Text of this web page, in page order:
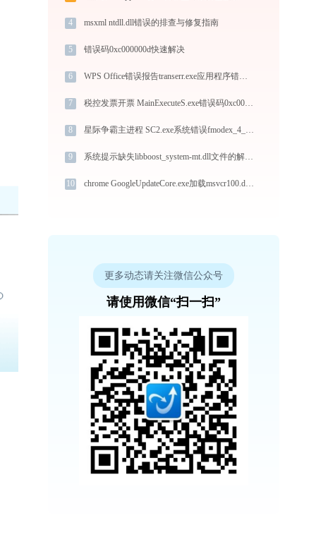
4 msxml ntdll.dll错误的排查与修复指南
5 错误码0xc000000d快速解决
6 WPS Office错误报告transerr.exe应用程序错误0xc000000d解决方法
7 税控发票开票 MainExecuteS.exe错误码0xc000000d处理办法
8 星际争霸主进程 SC2.exe系统错误fmodex_4_44_23.dll丢失如何解决
9 系统提示缺失libboost_system-mt.dll文件的解决方法
10 chrome GoogleUpdateCore.exe加载msvcr100.dll文件丢失处理办法
更多动态请关注微信公众号
请使用微信“扫一扫”